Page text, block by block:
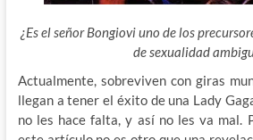
¿Es el señor Bongiovi uno de los
de sexualidad
Actualmente, sobreviven con giras
llegan a tener el éxito de una Lady
no les hace falta, y así no les va mal.